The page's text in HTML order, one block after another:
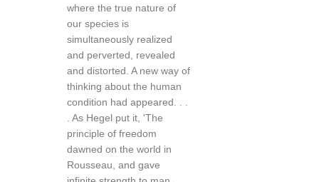
where the true nature of
our species is
simultaneously realized
and perverted, revealed
and distorted. A new way of
thinking about the human
condition had appeared. . .
. As Hegel put it, 'The
principle of freedom
dawned on the world in
Rousseau, and gave